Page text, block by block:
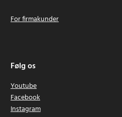
For firmakunder
Følg os
Youtube
Facebook
Instagram